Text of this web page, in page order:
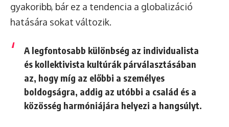
gyakoribb, bár ez a tendencia a globalizáció
hatására sokat változik.
A legfontosabb különbség az individualista
és kollektivista kultúrák párválasztásában
az, hogy míg az előbbi a személyes
boldogságra, addig az utóbbi a család és a
közösség harmóniájára helyezi a hangsúlyt.